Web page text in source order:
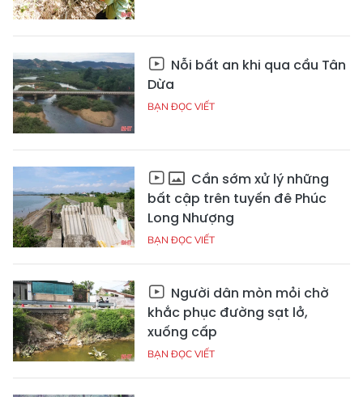
Nỗi bất an khi qua cầu Tân
Dừa
BẠN ĐỌC VIẾT
Cần sớm xử lý những
bất cập trên tuyến đê Phúc
Long Nhượng
BẠN ĐỌC VIẾT
Người dân mòn mỏi chờ
khắc phục đường sạt lở,
xuống cấp
BẠN ĐỌC VIẾT